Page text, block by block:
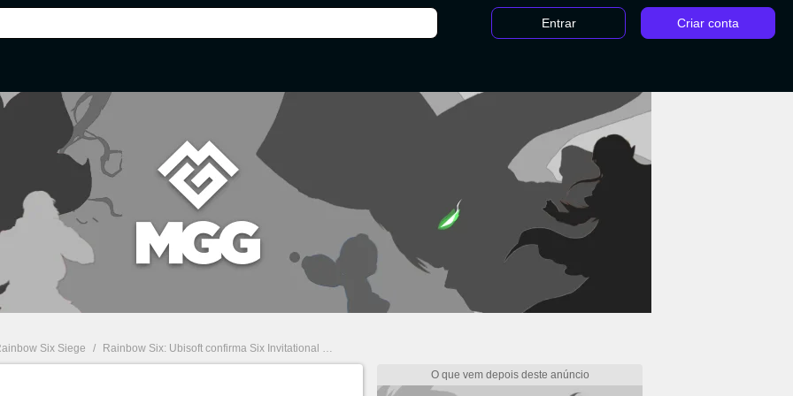
Entrar Criar conta
Six Siege / Rainbow Six: Ubisoft confirma Six Invitational em maio e revela calendário de 2021